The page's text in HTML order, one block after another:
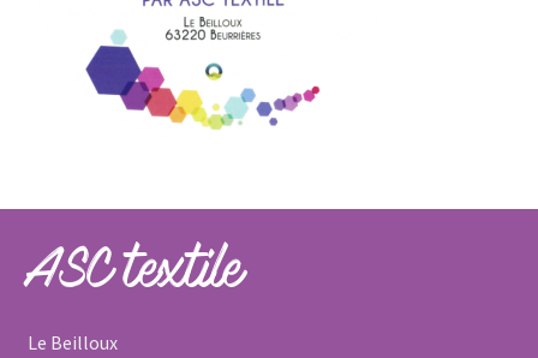
ASC textile
Le Beilloux